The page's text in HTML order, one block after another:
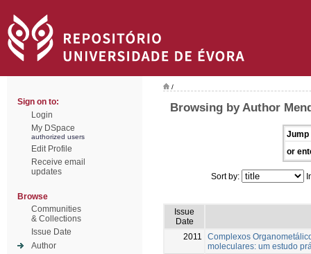
Sign on to:
Login
My DSpace
authorized users
Edit Profile
Receive email
updates
Browse
Communities
& Collections
Issue Date
Author
/
Browsing by Author
Jump
or
Sort by:
Issue
Date
2011
Complexos
moleculares: um estudo